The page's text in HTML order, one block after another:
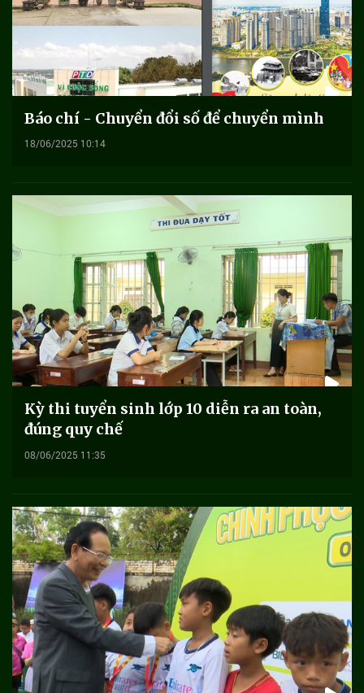
Báo chí - Chuyển đổi số để chuyển mình
18/06/2025 10:14
Kỳ thi tuyển sinh lớp 10 diễn ra an toàn,
đúng quy chế
08/06/2025 11:35